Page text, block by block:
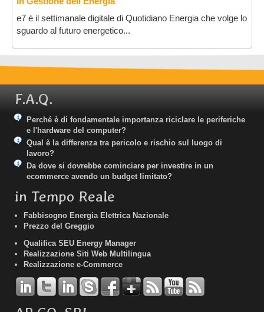
e7 è il settimanale digitale di Quotidiano Energia che volge lo
sguardo al futuro energetico...
F.A.Q.
Perché è di fondamentale importanza riciclare le periferiche
e l'hardware del computer?
Qual è la differenza tra pericolo e rischio sul luogo di
lavoro?
Da dove si dovrebbe cominciare per investire in un
ecommerce avendo un budget limitato?
in Tempo Reale
Fabbisogno Energia Elettrica Nazionale
Prezzo del Greggio
Qualifica SEU Energy Manager
Realizzazione Siti Web Multilingua
Realizzazione e-Commerce